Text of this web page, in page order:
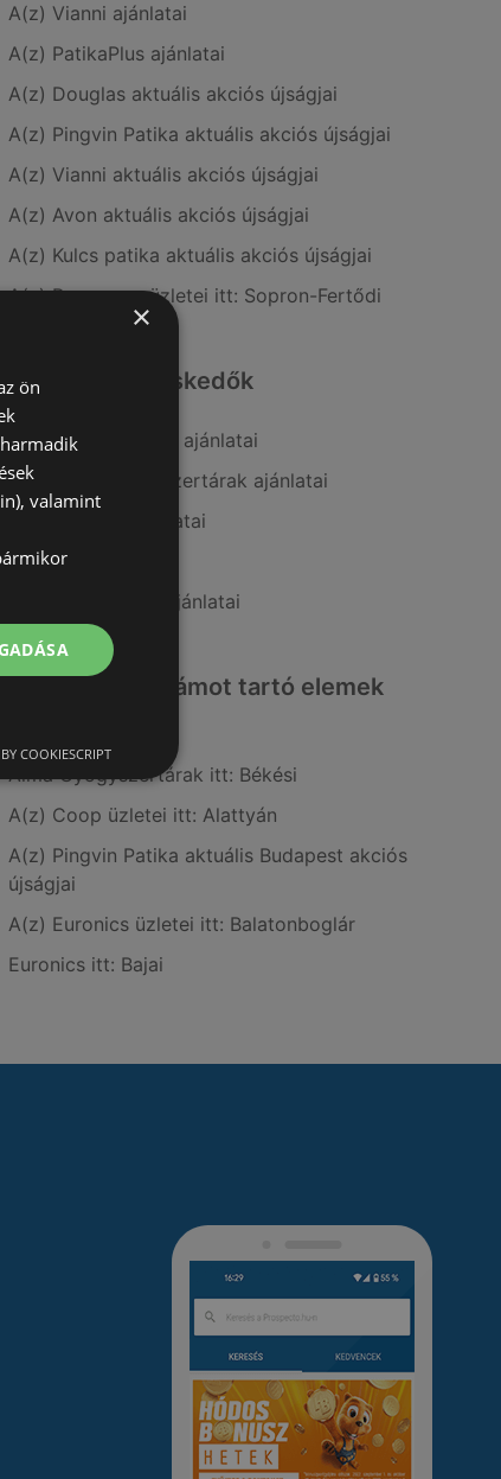
A(z) Vianni ajánlatai
A(z) PatikaPlus ajánlatai
A(z) Douglas aktuális akciós újságjai
A(z) Pingvin Patika aktuális akciós újságjai
A(z) Vianni aktuális akciós újságjai
A(z) Avon aktuális akciós újságjai
A(z) Kulcs patika aktuális akciós újságjai
A(z) Rossmann üzletei itt: Sopron-Fertődi
kiskereskedők
A(z) goods market ajánlatai
A(z) Alma Gyógyszertárak ajánlatai
A(z) Douglas ajánlatai
A(z) dm ajánlatai
A(z) Kulcs patika ajánlatai
Érdeklődésre számot tartó elemek
Alma Gyógyszertárak itt: Békési
A(z) Coop üzletei itt: Alattyán
A(z) Pingvin Patika aktuális Budapest akciós
újságjai
A(z) Euronics üzletei itt: Balatonboglár
Euronics itt: Bajai
×
ön
valamint
COOKIESCRIPT